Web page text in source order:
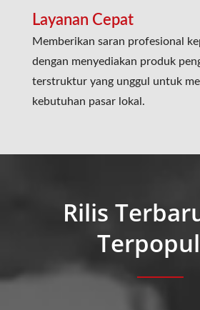
Layanan Cepat
Memberikan saran profesional
dengan menyediakan produk
terstruktur yang unggul untuk
kebutuhan pasar lokal.
Rilis